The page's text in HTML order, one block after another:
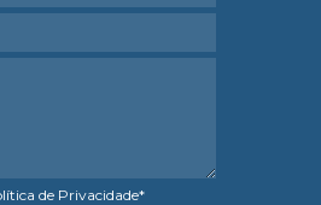
de Privacidade*